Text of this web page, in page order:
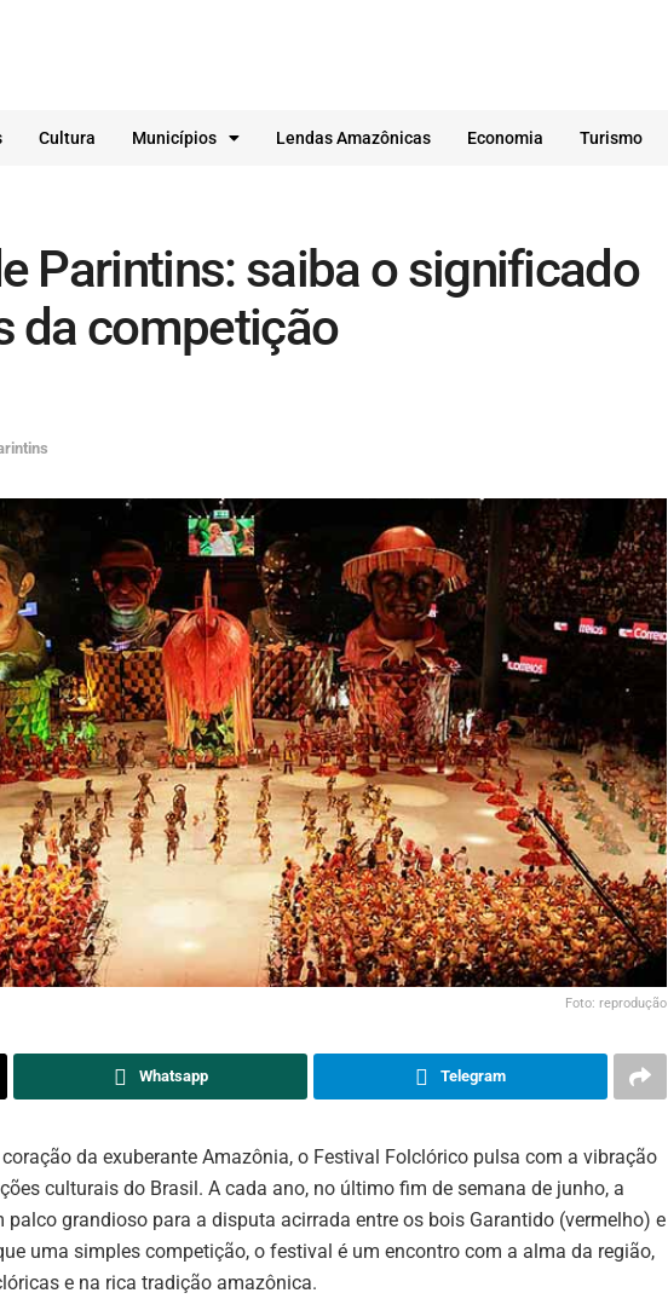
Cultura Municípios Lendas Amazônicas Economia Turismo
Parintins: saiba o significado
da competição
Foto: reprodução
Whatsapp Telegram
coração da exuberante Amazônia, o Festival Folclórico pulsa com a vibração
culturais do Brasil. A cada ano, no último fim de semana de junho, a
grandioso para a disputa acirrada entre os bois Garantido (vermelho) e
uma simples competição, o festival é um encontro com a alma da região,
e na rica tradição amazônica.